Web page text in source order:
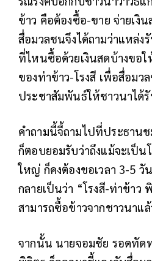
ข้าว คือต้องซื้อ-ขาย จ่ายเงิ
สื่อมวลชนจึงได้ถามว่าแหล่ง
ที่ไหนซื้อด้วยเงินสดบ้างขอ
ของท่าข้าว-โรงสี เพื่อสื่อมว
ประชาสัมพันธ์ให้ชาวนาได้
คำถามนี้จี้ถามไปที่ประธานช
ก็ตอบยอมรับว่าถึงแม้จะเป็น
ใหญ่ ก็คงต้องขอเวลา 3-5 วั
กลายเป็นว่า “โรงสี-ท่าข้าว
สามารถซื้อข้าวจากชาวนาแล้
จากนั้น นายจอมชัย รอดทัด